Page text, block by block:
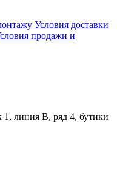
Условия доставки
продажи и
линия В, ряд 4, бутики